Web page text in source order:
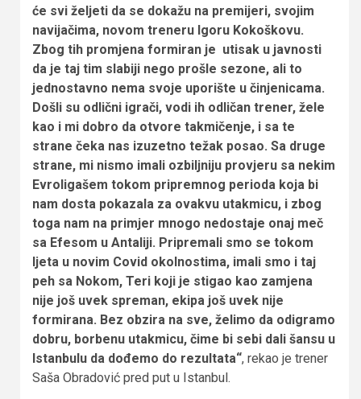
će svi željeti da se dokažu na premijeri, svojim
navijačima, novom treneru Igoru Kokoškovu.
Zbog tih promjena formiran je utisak u javnosti
da je taj tim slabiji nego prošle sezone, ali to
jednostavno nema svoje uporište u činjenicama.
Došli su odlični igrači, vodi ih odličan trener, žele
kao i mi dobro da otvore takmičenje, i sa te
strane čeka nas izuzetno težak posao. Sa druge
strane, mi nismo imali ozbiljniju provjeru sa nekim
Evroligašem tokom pripremnog perioda koja bi
nam dosta pokazala za ovakvu utakmicu, i zbog
toga nam na primjer mnogo nedostaje onaj meč
sa Efesom u Antaliji. Pripremali smo se tokom
ljeta u novim Covid okolnostima, imali smo i taj
peh sa Nokom, Teri koji je stigao kao zamjena
nije još uvek spreman, ekipa još uvek nije
formirana. Bez obzira na sve, želimo da odigramo
dobru, borbenu utakmicu, čime bi sebi dali šansu u
Istanbulu da dođemo do rezultata“, rekao je trener
Saša Obradović pred put u Istanbul.